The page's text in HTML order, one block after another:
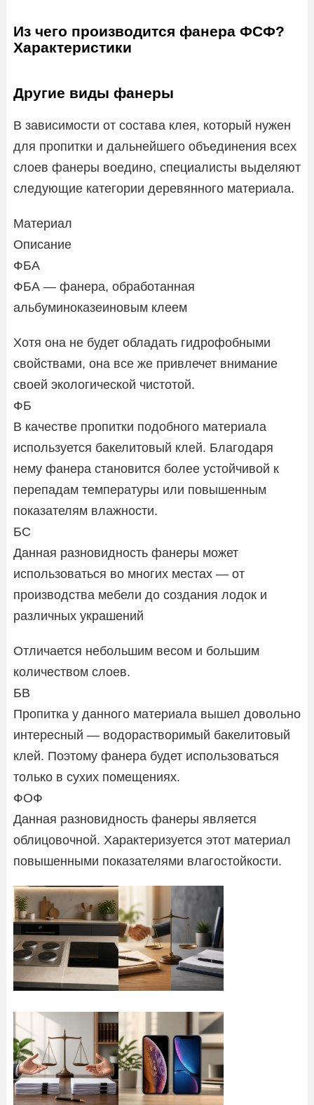
Из чего производится фанера ФСФ?
Характеристики
Другие виды фанеры
В зависимости от состава клея, который нужен
для пропитки и дальнейшего объединения всех
слоев фанеры воедино, специалисты выделяют
следующие категории деревянного материала.
Материал
Описание
ФБА
ФБА — фанера, обработанная
альбуминоказеиновым клеем
Хотя она не будет обладать гидрофобными
свойствами, она все же привлечет внимание
своей экологической чистотой.
ФБ
В качестве пропитки подобного материала
используется бакелитовый клей. Благодаря
нему фанера становится более устойчивой к
перепадам температуры или повышенным
показателям влажности.
БС
Данная разновидность фанеры может
использоваться во многих местах — от
производства мебели до создания лодок и
различных украшений
Отличается небольшим весом и большим
количеством слоев.
БВ
Пропитка у данного материала вышел довольно
интересный — водорастворимый бакелитовый
клей. Поэтому фанера будет использоваться
только в сухих помещениях.
ФОФ
Данная разновидность фанеры является
облицовочной. Характеризуется этот материал
повышенными показателями влагостойкости.